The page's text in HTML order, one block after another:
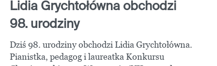
Lidia Grychtołówna obchodzi
98. urodziny
Dziś 98. urodziny obchodzi Lidia Grychtołówna.
Pianistka, pedagog i laureatka Konkursu